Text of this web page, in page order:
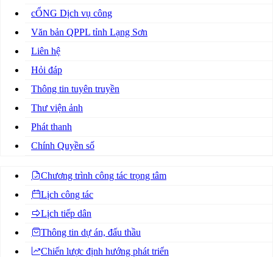
cỔNG Dịch vụ công
Văn bản QPPL tỉnh Lạng Sơn
Liên hệ
Hỏi đáp
Thông tin tuyên truyền
Thư viện ảnh
Phát thanh
Chính Quyền số
Chương trình công tác trọng tâm
Lịch công tác
Lịch tiếp dân
Thông tin dự án, đấu thầu
Chiến lược định hướng phát triển